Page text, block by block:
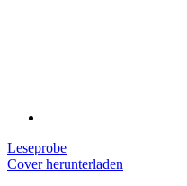
Leseprobe
Cover herunterladen